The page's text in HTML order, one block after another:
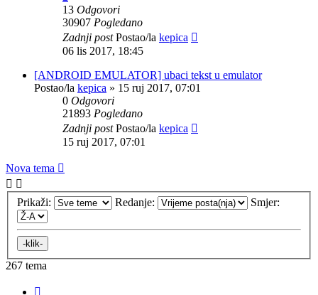
13 Odgovori
30907 Pogledano
Zadnji postPostao/la kepica
06 lis 2017, 18:45
[ANDROID EMULATOR] ubaci tekst u emulator
Postao/la kepica » 15 ruj 2017, 07:01
0 Odgovori
21893 Pogledano
Zadnji postPostao/la kepica
15 ruj 2017, 07:01
Nova tema
Prikaži: Redanje: Smjer:
267 tema